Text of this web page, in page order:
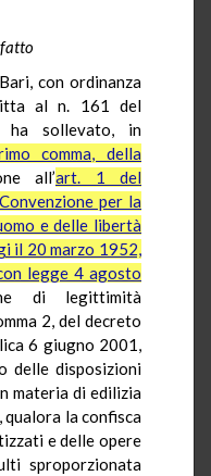
con ordinanza
al n. 161 del
ha sollevato, in
comma, della
all’art. 1 del
per la
e delle libertà
il 20 marzo 1952,
legge 4 agosto
di legittimità
2, del decreto
6 giugno 2001,
delle disposizioni
materia di edilizia
qualora la confisca
e delle opere
sproporzionata